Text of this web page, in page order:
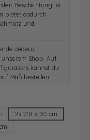
Beschichtung ist
bietet dadurch
und
dedeco
Shop. Auf
kannst du
Maß bestellen
2x 210 x 90 cm